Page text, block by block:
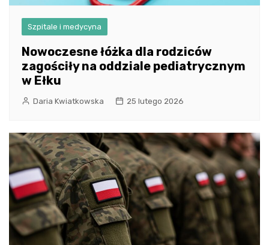
Szpitale i medycyna
Nowoczesne łóżka dla rodziców
zagościły na oddziale pediatrycznym
w Ełku
Daria Kwiatkowska 25 lutego 2026